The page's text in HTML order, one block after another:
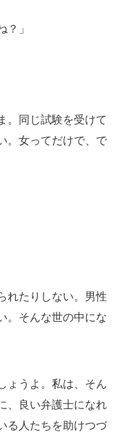
？」
。同じ試験を受けて
。女ってだけで、で
れたりしない。男性
。そんな世の中にな
ょうよ。私は、そん
、良い弁護士になれ
る人たちを助けつづ